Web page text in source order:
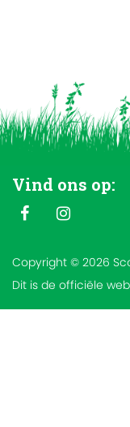
Vind ons op:
Copyright © 2026
Dit is de officiële